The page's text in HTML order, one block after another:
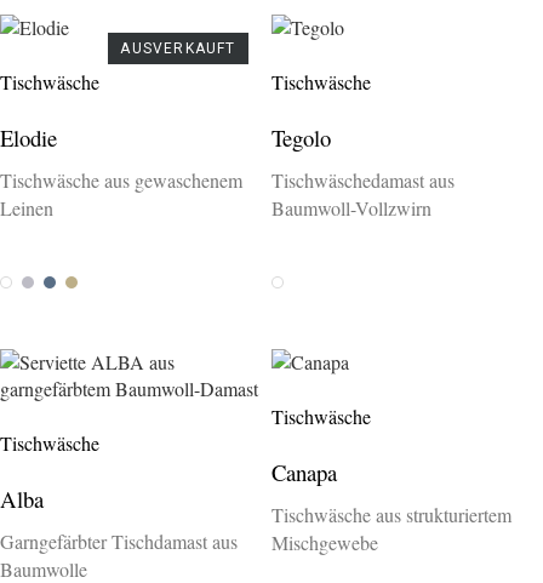
Tischwäsche
Elodie
Tischwäsche aus gewaschenem
Leinen
AUSVERKAUFT
WeissPlatin
JeansSavanne
Tischwäsche
Tegolo
Tischwäschedamast aus
Baumwoll-Vollzwirn
Weiss
Tischwäsche
Alba
Garngefärbter Tischdamast aus
Baumwolle
Tischwäsche
Canapa
Tischwäsche aus strukturiertem
Mischgewebe